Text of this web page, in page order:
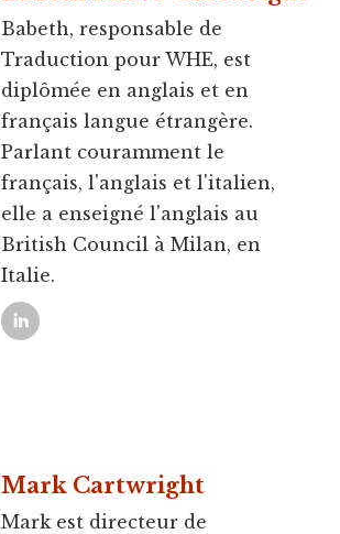
Babeth, responsable de
Traduction pour WHE, est
diplômée en anglais et en
français langue étrangère.
Parlant couramment le
français, l'anglais et l'italien,
elle a enseigné l'anglais au
British Council à Milan, en
Italie.
Mark Cartwright
Mark est directeur de